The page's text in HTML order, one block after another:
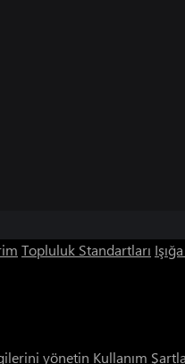
Topluluk Standartları
yönetin Kullanım